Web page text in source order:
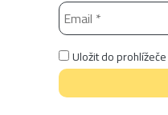
Uložit do